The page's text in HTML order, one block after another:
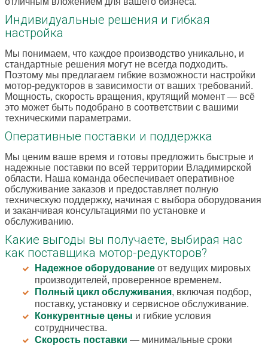
Индивидуальные решения и гибкая
настройка
Мы понимаем, что каждое производство уникально, и
стандартные решения могут не всегда подходить.
Поэтому мы предлагаем гибкие возможности настройки
мотор-редукторов в зависимости от ваших требований.
Мощность, скорость вращения, крутящий момент — всё
это может быть подобрано в соответствии с вашими
техническими параметрами.
Оперативные поставки и поддержка
Мы ценим ваше время и готовы предложить быстрые и
надежные поставки по всей территории Владимирской
области. Наша команда обеспечивает оперативное
обслуживание заказов и предоставляет полную
техническую поддержку, начиная с выбора оборудования
и заканчивая консультациями по установке и
обслуживанию.
Какие выгоды вы получаете, выбирая нас
как поставщика мотор-редукторов?
Надежное оборудование от ведущих мировых
производителей, проверенное временем.
Полный цикл обслуживания, включая подбор,
поставку, установку и сервисное обслуживание.
Конкурентные цены и гибкие условия
сотрудничества.
Скорость поставки — минимальные сроки